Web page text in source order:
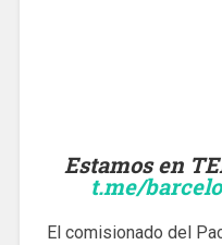
Estamos en
t.me/
El comisionado del